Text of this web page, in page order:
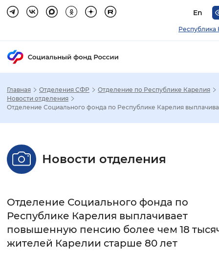
En
Республика
Настройка режима отображения
Стандартный Увеличенный
Без засечек
Главная Отделения СФР
Отделение по Республике Карелия
Новости отделения
Отделение Социального фонда по Республике Карелия
Новости отделения
Отделение Социального фонда по
Республике Карелия выплачивает
повышенную пенсию более чем 18
жителей Карелии старше 80 лет